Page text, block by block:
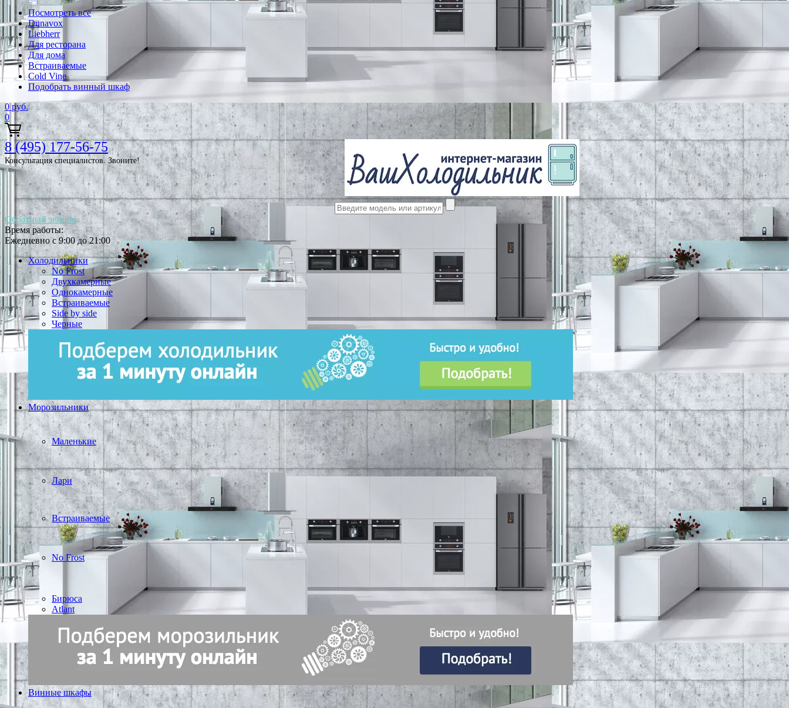
Посмотреть все
Dunavox
Liebherr
Для ресторана
Для дома
Встраиваемые
Cold Vine
Подобрать винный шкаф
0 руб.
0
8 (495) 177-56-75
Консультация специалистов. Звоните!
Обратный звонок
Время работы:
Ежедневно с 9:00 до 21:00
Холодильники
No Frost
Двухкамерные
Однокамерные
Встраиваемые
Side by side
Черные
Морозильники
Маленькие
Лари
Встраиваемые
No Frost
Бирюса
Atlant
Винные шкафы